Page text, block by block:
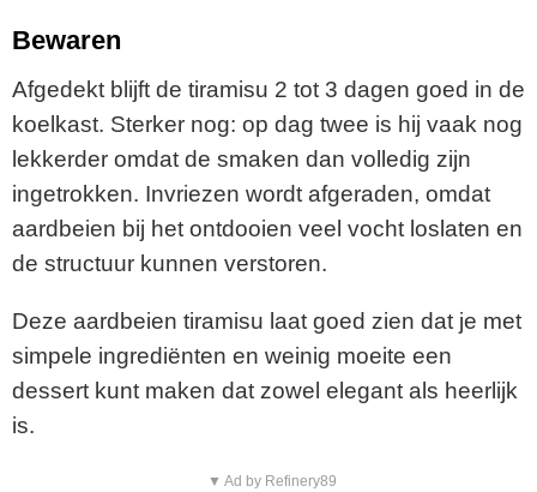
Bewaren
Afgedekt blijft de tiramisu 2 tot 3 dagen goed in de
koelkast. Sterker nog: op dag twee is hij vaak nog
lekkerder omdat de smaken dan volledig zijn
ingetrokken. Invriezen wordt afgeraden, omdat
aardbeien bij het ontdooien veel vocht loslaten en
de structuur kunnen verstoren.
Deze aardbeien tiramisu laat goed zien dat je met
simpele ingrediënten en weinig moeite een
dessert kunt maken dat zowel elegant als heerlijk
is.
▼ Ad by Refinery89